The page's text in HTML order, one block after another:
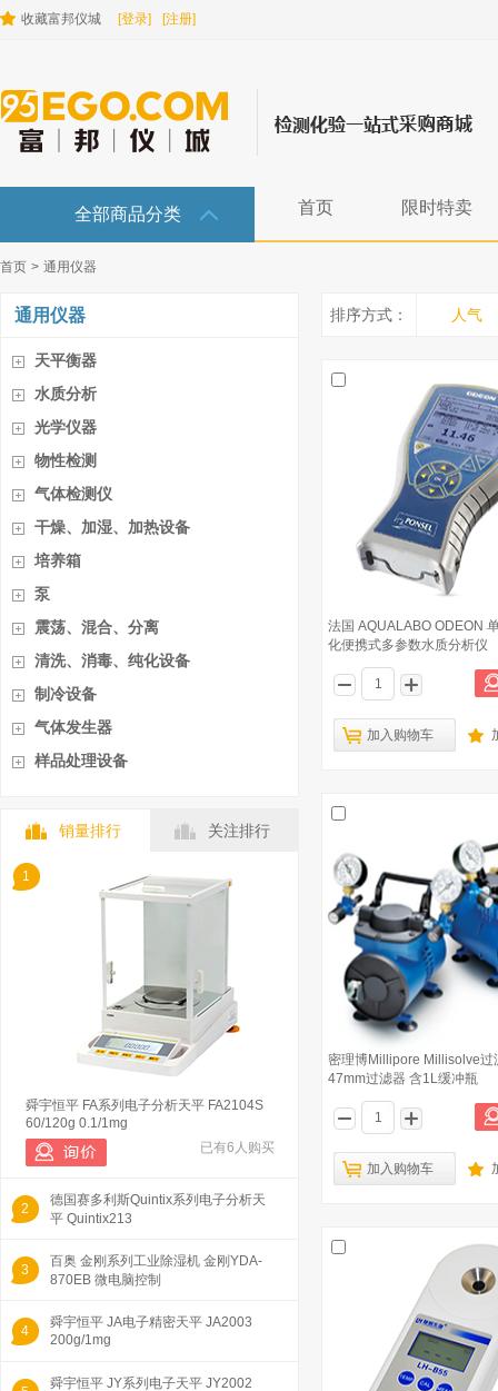
收藏富邦仪城 [登录] [注册]
全部商品分类 首页 限时特卖
首页 > 通用仪器
通用仪器
天平衡器
水质分析
光学仪器
物性检测
气体检测仪
干燥、加湿、加热设备
培养箱
泵
震荡、混合、分离
清洗、消毒、纯化设备
制冷设备
气体发生器
样品处理设备
销量排行 关注排行
1
舜宇恒平 FA系列电子分析天平 FA2104S
60/120g 0.1/1mg
已有6人购买
2
德国赛多利斯Quintix系列电子分析天
平 Quintix213
3
百奥 金刚系列工业除湿机 金刚YDA-
870EB 微电脑控制
4
舜宇恒平 JA电子精密天平 JA2003
200g/1mg
舜宇恒平 JY系列电子天平 JY2002
排序方式： 人气
法国 AQUALABO ODEON
化便携式多参数水质分析仪
加入购物车
密理博Millipore Millisolve过
47mm过滤器 含1L缓冲瓶
加入购物车